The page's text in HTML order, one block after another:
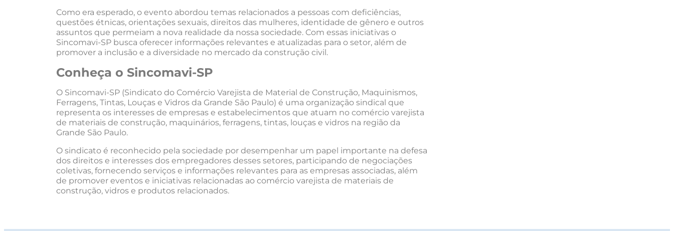
Como era esperado, o evento abordou temas relacionados a pessoas com deficiências,
questões étnicas, orientações sexuais, direitos das mulheres, identidade de gênero e outros
assuntos que permeiam a nova realidade da nossa sociedade. Com essas iniciativas o
Sincomavi-SP busca oferecer informações relevantes e atualizadas para o setor, além de
promover a inclusão e a diversidade no mercado da construção civil.
Conheça o Sincomavi-SP
O Sincomavi-SP (Sindicato do Comércio Varejista de Material de Construção, Maquinismos,
Ferragens, Tintas, Louças e Vidros da Grande São Paulo) é uma organização sindical que
representa os interesses de empresas e estabelecimentos que atuam no comércio varejista
de materiais de construção, maquinários, ferragens, tintas, louças e vidros na região da
Grande São Paulo.
O sindicato é reconhecido pela sociedade por desempenhar um papel importante na defesa
dos direitos e interesses dos empregadores desses setores, participando de negociações
coletivas, fornecendo serviços e informações relevantes para as empresas associadas, além
de promover eventos e iniciativas relacionadas ao comércio varejista de materiais de
construção, vidros e produtos relacionados.